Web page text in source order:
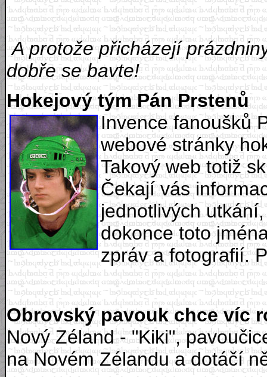
A protože přicházejí
dobře se bavte!
Hokejový tým Pán Prstenů
Invence fanoušků
webové stránky
Takový web totiž
Čekají vás
jednotlivých
dokonce toto
zpráv a fotografií.
Obrovský pavouk chce víc
Nový Zéland - "Kiki",
na Novém Zélandu a dotáčí